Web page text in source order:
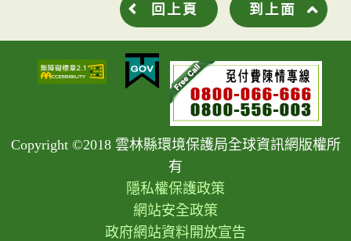
回上頁 到上面
Copyright ©2018 雲林縣環境保護局全球資訊網版權所
有
隱私權保護政策
網站安全政策
政府網站資料開放宣告